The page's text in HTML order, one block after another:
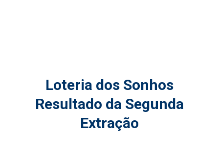
Loteria dos Sonhos
Resultado da Segunda
Extração